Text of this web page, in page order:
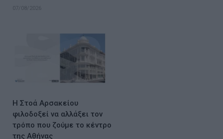
07/08/2026
Η Στοά Αρσακείου
φιλοδοξεί να αλλάξει τον
τρόπο που ζούμε το κέντρο
της Αθήνας